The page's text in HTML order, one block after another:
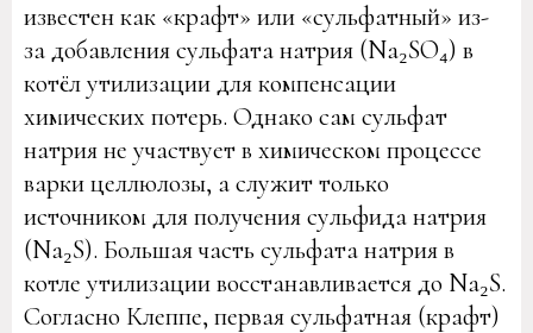
известен как «крафт» или «сульфатный» из-
за добавления сульфата натрия (Na₂SO₄) в
котёл утилизации для компенсации
химических потерь. Однако сам сульфат
натрия не участвует в химическом процессе
варки целлюлозы, а служит только
источником для получения сульфида натрия
(Na₂S). Большая часть сульфата натрия в
котле утилизации восстанавливается до Na₂S.
Согласно Клеппе, первая сульфатная (крафт)